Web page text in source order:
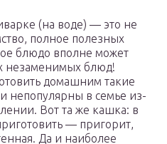
(на воде) — это не
полное полезных
блюдо вполне может
незаменимых блюд!
домашним такие
непопулярны в семье из-
Вот та же кашка: в
— пригорит,
Да и наиболее